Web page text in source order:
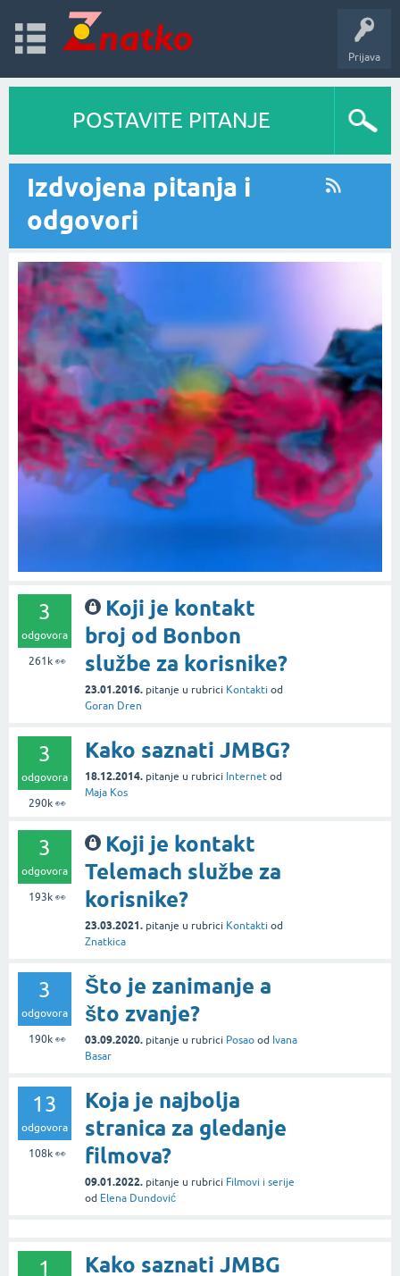
Prijava
POSTAVITE PITANJE
Izdvojena pitanja i
odgovori
3
odgovora
261k👀
Koji je kontakt
broj od Bonbon
službe za korisnike?
23.01.2016. pitanje u rubrici Kontakti od
Goran Dren
3
odgovora
290k👀
Kako saznati JMBG?
18.12.2014. pitanje u rubrici Internet od
Maja Kos
3
odgovora
193k👀
Koji je kontakt
Telemach službe za
korisnike?
23.03.2021. pitanje u rubrici Kontakti od
Znatkica
3
odgovora
190k👀
Što je zanimanje a
što zvanje?
03.09.2020. pitanje u rubrici Posao od Ivana
Basar
13
odgovora
108k👀
Koja je najbolja
stranica za gledanje
filmova?
09.01.2022. pitanje u rubrici Filmovi i serije
od Elena Dundović
1
Kako saznati JMBG